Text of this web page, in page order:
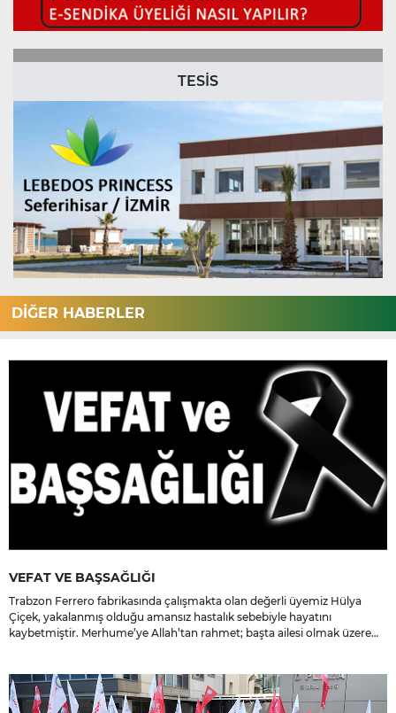
TESİS
DİĞER HABERLER
VEFAT VE BAŞSAĞLIĞI
Trabzon Ferrero fabrikasında çalışmakta olan değerli üyemiz Hülya
Çiçek, yakalanmış olduğu amansız hastalık sebebiyle hayatını
kaybetmiştir. Merhume’ye Allah’tan rahmet; başta ailesi olmak üzere